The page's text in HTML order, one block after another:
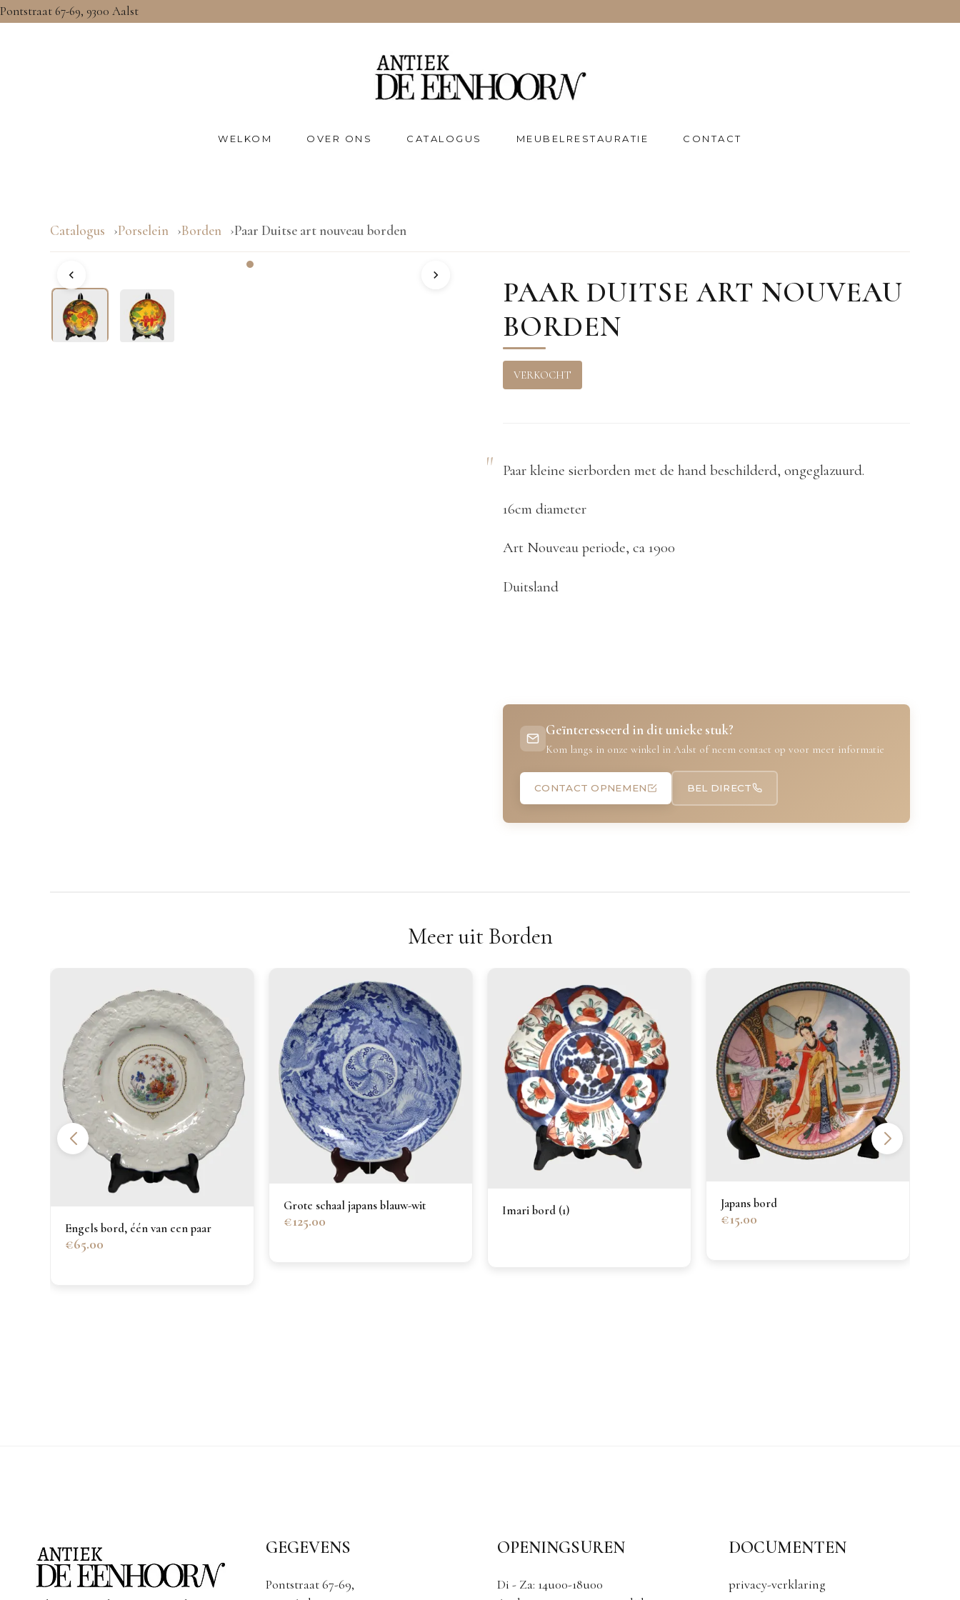
Pontstraat 67-69, 9300 Aalst
WELKOM OVER ONS CATALOGUS MEUBELRESTAURATIE CONTACT
Catalogus Porselein Borden Paar Duitse art nouveau borden
PAAR DUITSE ART NOUVEAU
BORDEN
VERKOCHT
Paar kleine sierborden met de hand beschilderd, ongeglazuurd.
16cm diameter
Art Nouveau periode, ca 1900
Duitsland
Geïnteresseerd in dit unieke stuk?
Kom langs in onze winkel in Aalst of neem contact op voor meer informatie
CONTACT OPNEMEN BEL DIRECT
Meer uit Borden
Engels bord, één van een paar
€65.00
Grote schaal japans blauw-wit
€125.00
Imari bord (1) Japans bord
€15.00
GEGEVENS
Pontstraat 67-69,
OPENINGSUREN
Di - Za: 14u00-18u00
DOCUMENTEN
privacy-verklaring